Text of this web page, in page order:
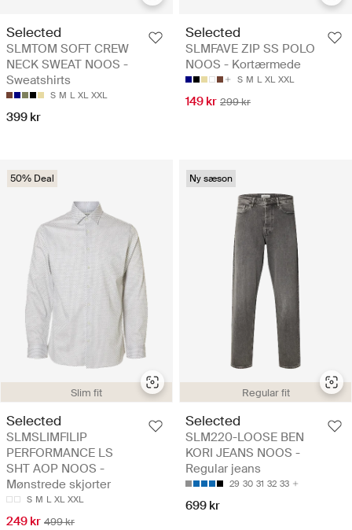
Selected
SLMTOM SOFT CREW
NECK SWEAT NOOS -
Sweatshirts
S M L XL XXL
399 kr
Selected
SLMFAVE ZIP SS POLO
NOOS - Kortærmede
S M L XL XXL
149 kr 299 kr
Slim fit
50% Deal
Selected
SLMSLIMFILIP
PERFORMANCE LS
SHT AOP NOOS -
Mønstrede skjorter
S M L XL XXL
249 kr 499 kr
Regular fit
Ny sæson
Selected
SLM220-LOOSE BEN
KORI JEANS NOOS -
Regular jeans
29 30 31 32 33
699 kr